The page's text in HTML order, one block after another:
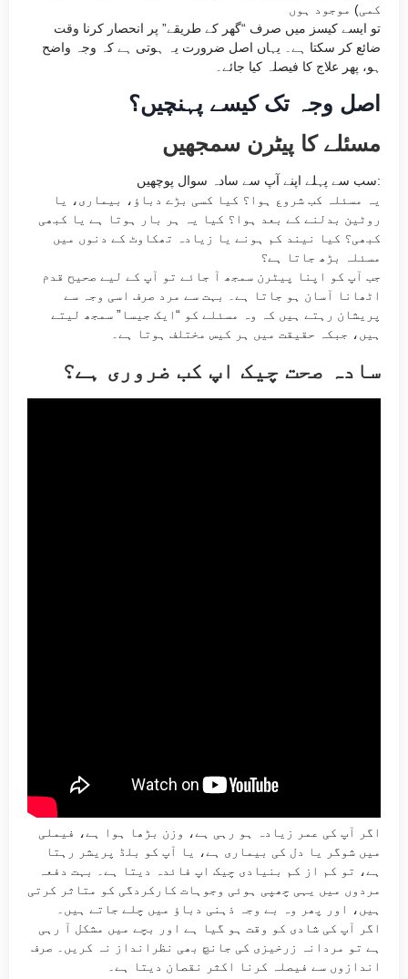
کمی) موجود ہوں
تو ایسے کیسز میں صرف “گھر کے طریقے” پر انحصار کرنا وقت
ضائع کر سکتا ہے۔ یہاں اصل ضرورت یہ ہوتی ہے کہ وجہ واضح
ہو، پھر علاج کا فیصلہ کیا جائے۔
اصل وجہ تک کیسے پہنچیں؟
مسئلے کا پیٹرن سمجھیں
سب سے پہلے اپنے آپ سے سادہ سوال پوچھیں:
یہ مسئلہ کب شروع ہوا؟ کیا کسی بڑے دباؤ، بیماری، یا
روٹین بدلنے کے بعد ہوا؟ کیا یہ ہر بار ہوتا ہے یا کبھی
کبھی؟ کیا نیند کم ہونے یا زیادہ تھکاوٹ کے دنوں میں
مسئلہ بڑھ جاتا ہے؟
جب آپ کو اپنا پیٹرن سمجھ آ جائے تو آپ کے لیے صحیح قدم
اٹھانا آسان ہو جاتا ہے۔ بہت سے مرد صرف اسی وجہ سے
پریشان رہتے ہیں کہ وہ مسئلے کو “ایک جیسا” سمجھ لیتے
ہیں، جبکہ حقیقت میں ہر کیس مختلف ہوتا ہے۔
سادہ صحت چیک اپ کب ضروری ہے؟
اگر آپ کی عمر زیادہ ہو رہی ہے، وزن بڑھا ہوا ہے، فیملی
میں شوگر یا دل کی بیماری ہے، یا آپ کو بلڈ پریشر رہتا
ہے، تو کم از کم بنیادی چیک اپ فائدہ دیتا ہے۔ بہت دفعہ
مردوں میں یہی چھپی ہوئی وجوہات کارکردگی کو متاثر کرتی
ہیں، اور پھر وہ بے وجہ ذہنی دباؤ میں چلے جاتے ہیں۔
اگر آپ کی شادی کو وقت ہو گیا ہے اور بچے میں مشکل آ رہی
ہے تو مردانہ زرخیزی کی جانچ بھی نظرانداز نہ کریں۔ صرف
اندازوں سے فیصلہ کرنا اکثر نقصان دیتا ہے۔